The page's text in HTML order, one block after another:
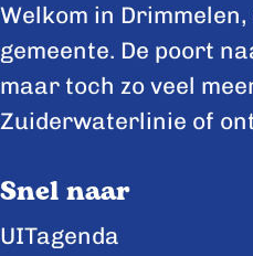
Welkom in
gemeente. De poort
maar toch zo veel
Zuiderwaterlinie of
Snel naar
UITagenda